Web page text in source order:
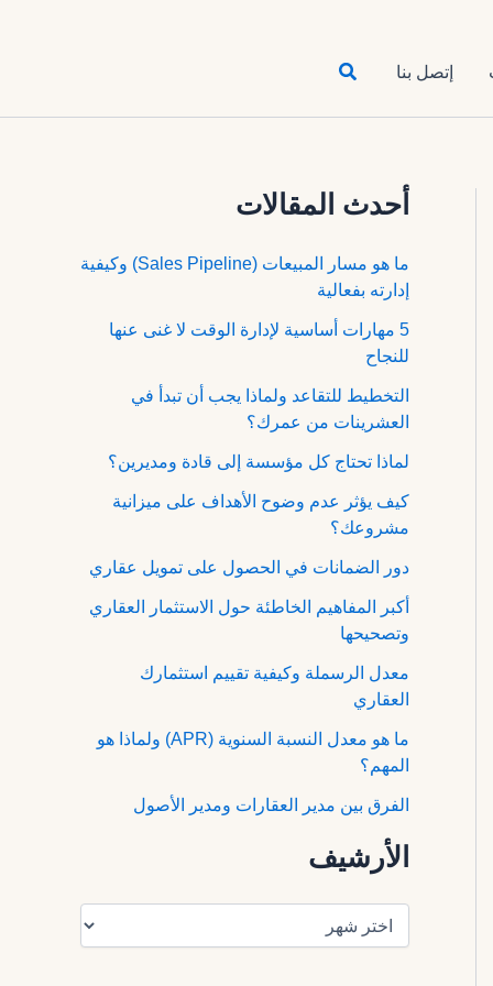
إتصل بنا البحث
أحدث المقالات
ما هو مسار المبيعات (Sales Pipeline) وكيفية
إدارته بفعالية
5 مهارات أساسية لإدارة الوقت لا غنى عنها
للنجاح
التخطيط للتقاعد ولماذا يجب أن تبدأ في
العشرينات من عمرك؟
لماذا تحتاج كل مؤسسة إلى قادة ومديرين؟
كيف يؤثر عدم وضوح الأهداف على ميزانية
مشروعك؟
دور الضمانات في الحصول على تمويل عقاري
أكبر المفاهيم الخاطئة حول الاستثمار العقاري
وتصحيحها
معدل الرسملة وكيفية تقييم استثمارك
العقاري
ما هو معدل النسبة السنوية (APR) ولماذا هو
المهم؟
الفرق بين مدير العقارات ومدير الأصول
الأرشيف